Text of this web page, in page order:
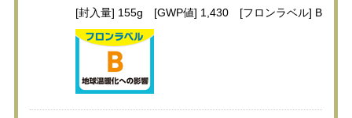
[封入量] 155g [GWP値] 1,430 [フロンラベル] B